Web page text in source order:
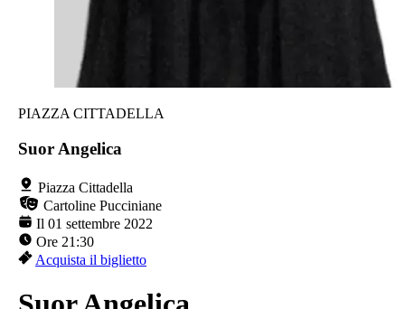
PIAZZA CITTADELLA
Suor Angelica
Piazza Cittadella
Cartoline Pucciniane
Il 01 settembre 2022
Ore 21:30
Acquista il biglietto